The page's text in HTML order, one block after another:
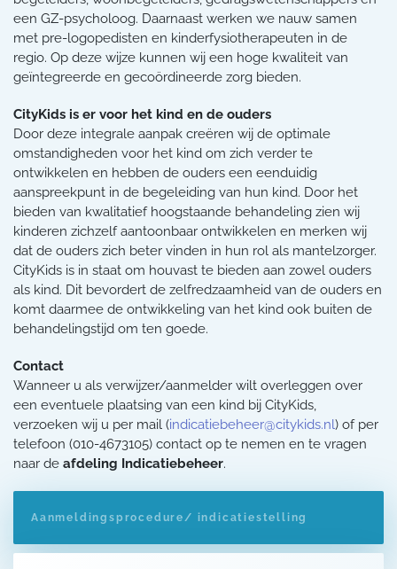
een GZ-psycholoog. Daarnaast werken we nauw samen
met pre-logopedisten en kinderfysiotherapeuten in de
regio. Op deze wijze kunnen wij een hoge kwaliteit van
geïntegreerde en gecoördineerde zorg bieden.
CityKids is er voor het kind en de ouders
Door deze integrale aanpak creëren wij de optimale
omstandigheden voor het kind om zich verder te
ontwikkelen en hebben de ouders een eenduidig
aanspreekpunt in de begeleiding van hun kind. Door het
bieden van kwalitatief hoogstaande behandeling zien wij
kinderen zichzelf aantoonbaar ontwikkelen en merken wij
dat de ouders zich beter vinden in hun rol als mantelzorger.
CityKids is in staat om houvast te bieden aan zowel ouders
als kind. Dit bevordert de zelfredzaamheid van de ouders en
komt daarmee de ontwikkeling van het kind ook buiten de
behandelingstijd om ten goede.
Contact
Wanneer u als verwijzer/aanmelder wilt overleggen over
een eventuele plaatsing van een kind bij CityKids,
verzoeken wij u per mail (indicatiebeheer@citykids.nl) of per
telefoon (010-4673105) contact op te nemen en te vragen
naar de afdeling Indicatiebeheer.
Aanmeldingsprocedure/ indicatiestelling